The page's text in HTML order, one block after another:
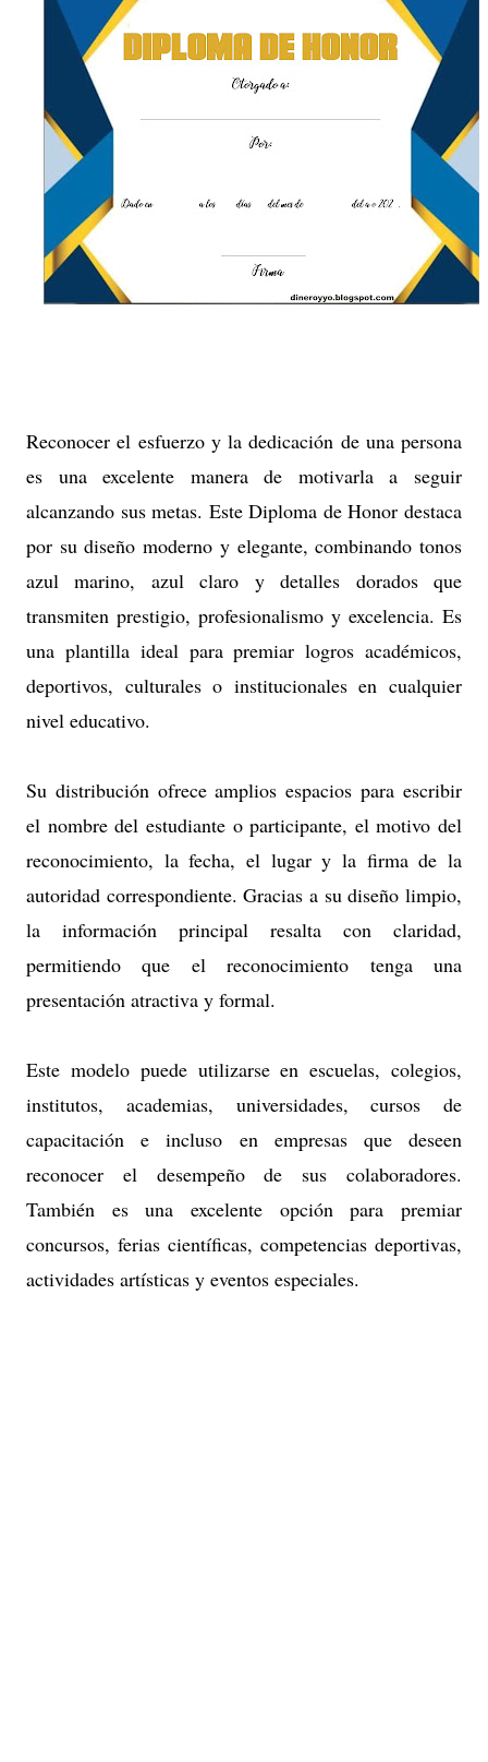
Reconocer el esfuerzo y la dedicación de una persona
es una excelente manera de motivarla a seguir
alcanzando sus metas. Este Diploma de Honor destaca
por su diseño moderno y elegante, combinando tonos
azul marino, azul claro y detalles dorados que
transmiten prestigio, profesionalismo y excelencia. Es
una plantilla ideal para premiar logros académicos,
deportivos, culturales o institucionales en cualquier
nivel educativo.
Su distribución ofrece amplios espacios para escribir
el nombre del estudiante o participante, el motivo del
reconocimiento, la fecha, el lugar y la firma de la
autoridad correspondiente. Gracias a su diseño limpio,
la información principal resalta con claridad,
permitiendo que el reconocimiento tenga una
presentación atractiva y formal.
Este modelo puede utilizarse en escuelas, colegios,
institutos, academias, universidades, cursos de
capacitación e incluso en empresas que deseen
reconocer el desempeño de sus colaboradores.
También es una excelente opción para premiar
concursos, ferias científicas, competencias deportivas,
actividades artísticas y eventos especiales.